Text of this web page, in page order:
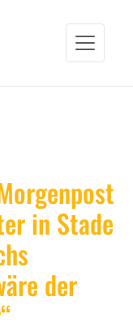
in Stade
der